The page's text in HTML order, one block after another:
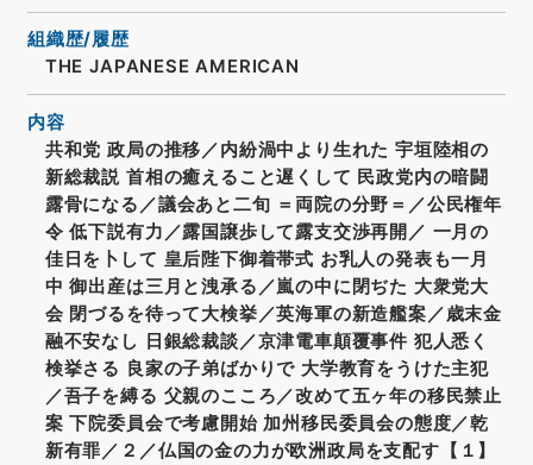
組織歴/履歴
THE JAPANESE AMERICAN
内容
共和党 政局の推移／内紛渦中より生れた 宇垣陸相の
新総裁説 首相の癒えること遅くして 民政党内の暗闘
露骨になる／議会あと二旬 ＝両院の分野＝／公民権年
令 低下説有力／露国譲歩して露支交渉再開／ 一月の
佳日を卜して 皇后陛下御着帯式 お乳人の発表も一月
中 御出産は三月と洩承る／嵐の中に閉ぢた 大衆党大
会 閉づるを待って大検挙／英海軍の新造艦案／歳末金
融不安なし 日銀総裁談／京津電車顛覆事件 犯人悉く
検挙さる 良家の子弟ばかりで 大学教育をうけた主犯
／吾子を縛る 父親のこころ／改めて五ヶ年の移民禁止
案 下院委員会で考慮開始 加州移民委員会の態度／乾
新有罪／２／仏国の金の力が欧洲政局を支配す【１】